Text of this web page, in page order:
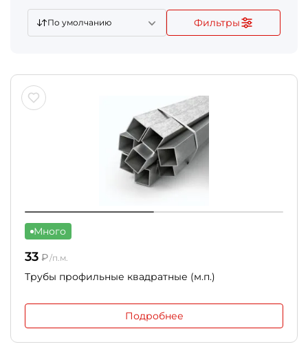
По умолчанию Фильтры
Много
33 ₽/п.м.
Трубы профильные квадратные (м.п.)
Подробнее